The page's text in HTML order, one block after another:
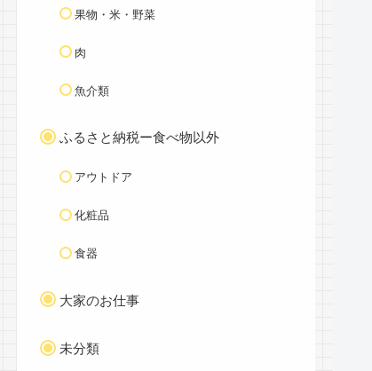
果物・米・野菜
肉
魚介類
ふるさと納税ー食べ物以外
アウトドア
化粧品
食器
大家のお仕事
未分類